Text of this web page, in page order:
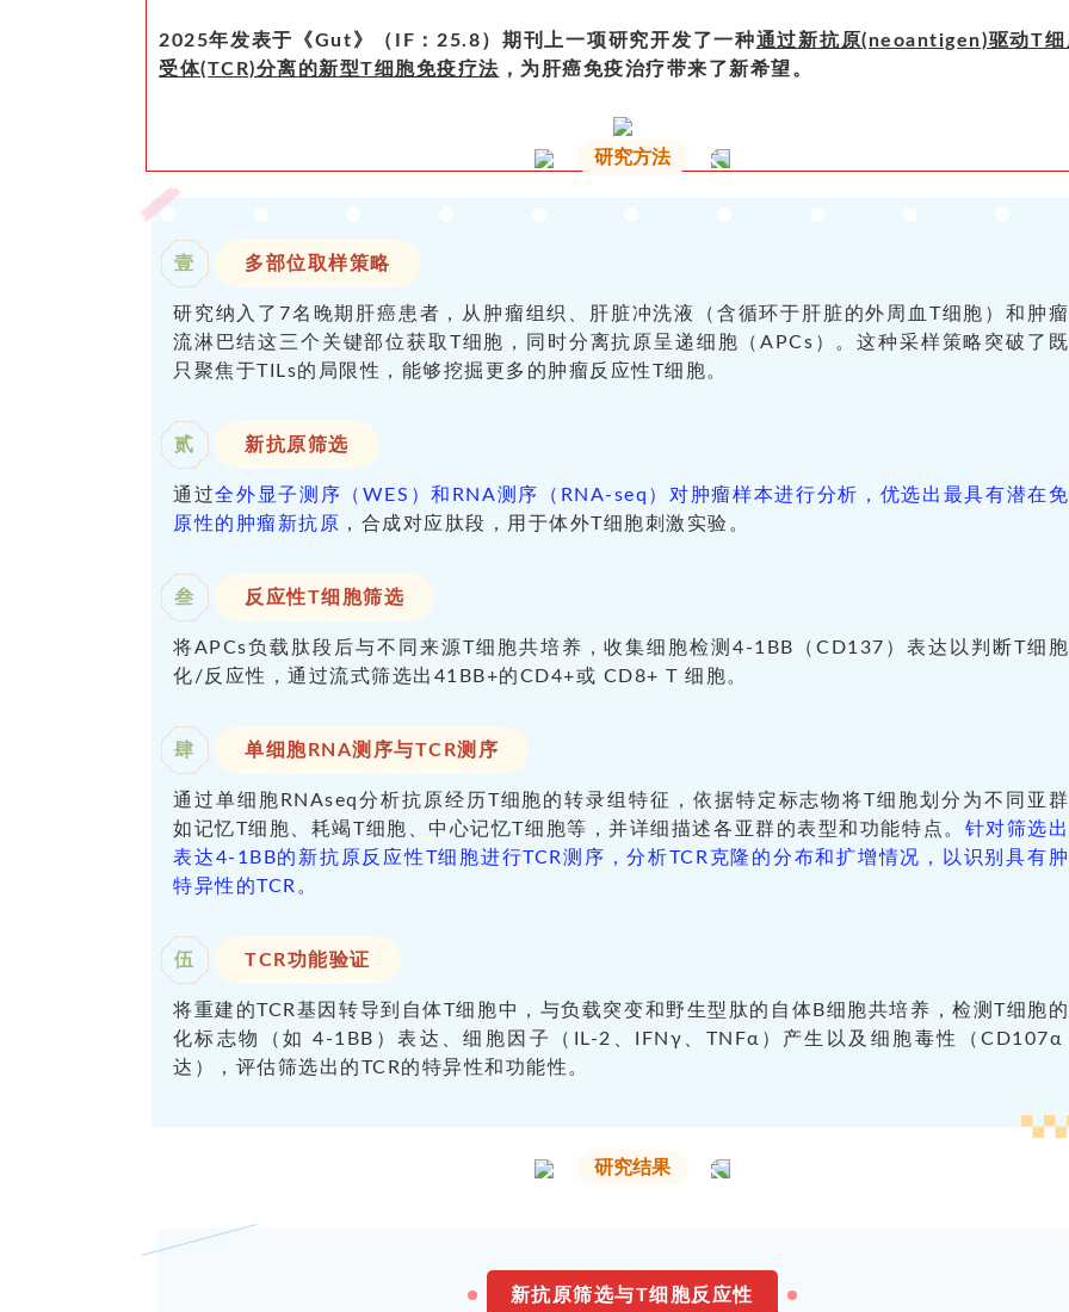
2025年发表于《Gut》（IF：25.8）期刊上一项研究开发了一种通过新抗原(neoantigen)驱动T细
受体(TCR)分离的新型T细胞免疫疗法 ，为肝癌免疫治疗带来了新希望。
研究方法
壹 多部位取样策略
研究纳入了7名晚期肝癌患者，从肿瘤组织、肝脏冲洗液（含循环于肝脏的外周血T细胞）和肿瘤
流淋巴结这三个关键部位获取T细胞，同时分离抗原呈递细胞（APCs）。这种采样策略突破了
只聚焦于TILs的局限性，能够挖掘更多的肿瘤反应性T细胞。
贰 新抗原筛选
通过全外显子测序（WES）和RNA测序（RNA-seq）对肿瘤样本进行分析，优选出最具有潜在
原性的肿瘤新抗原
，合成对应肽段，用于体外T细胞刺激实验。
叁 反应性T细胞筛选
将APCs负载肽段后与不同来源T细胞共培养，收集细胞检测4-1BB（CD137）表达以判断T细
化/反应性，通过流式筛选出41BB+的CD4+或 CD8+ T 细胞。
肆 单细胞RNA测序与TCR测序
通过单细胞RNAseq分析抗原经历T细胞的转录组特征，依据特定标志物将T细胞划分为不同亚群
如记忆T细胞、耗竭T细胞、中心记忆T细胞等，并详细描述各亚群的表型和功能特点。 针对筛选
表达4-1BB的新抗原反应性T细胞进行TCR测序，分析TCR克隆的分布和扩增情况，以识别具有
特异性的TCR。
伍 TCR功能验证
将重建的TCR基因转导到自体T细胞中，与负载突变和野生型肽的自体B细胞共培养，检测T细胞
化标志物（如 4-1BB）表达、细胞因子（IL-2、IFNγ、TNFα）产生以及细胞毒性（CD107α
达），评估筛选出的TCR的特异性和功能性。
研究结果
新抗原筛选与T细胞反应性